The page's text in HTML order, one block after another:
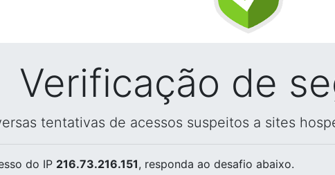
Verificação de
tentativas de acessos suspeitos a sites
do IP 216.73.216.151, responda ao desafio abaixo.